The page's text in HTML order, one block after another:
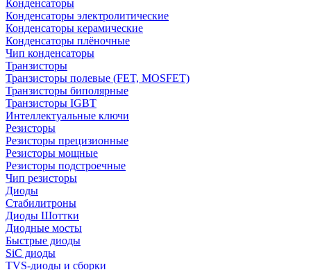
Конденсаторы
Конденсаторы электролитические
Конденсаторы керамические
Конденсаторы плёночные
Чип конденсаторы
Транзисторы
Транзисторы полевые (FET, MOSFET)
Транзисторы биполярные
Транзисторы IGBT
Интеллектуальные ключи
Резисторы
Резисторы прецизионные
Резисторы мощные
Резисторы подстроечные
Чип резисторы
Диоды
Стабилитроны
Диоды Шоттки
Диодные мосты
Быстрые диоды
SiC диоды
TVS-диоды и сборки